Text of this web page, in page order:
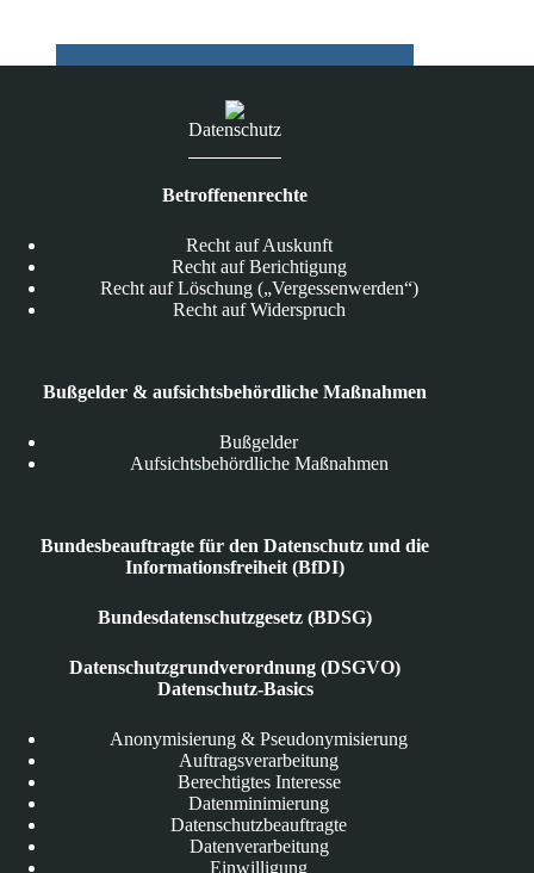
Datenschutz
Betroffenenrechte
Recht auf Auskunft
Recht auf Berichtigung
Recht auf Löschung („Vergessenwerden“)
Recht auf Widerspruch
Bußgelder & aufsichtsbehördliche Maßnahmen
Bußgelder
Aufsichtsbehördliche Maßnahmen
Bundesbeauftragte für den Datenschutz und die
Informationsfreiheit (BfDI)
Bundesdatenschutzgesetz (BDSG)
Datenschutzgrundverordnung (DSGVO)
Datenschutz-Basics
Anonymisierung & Pseudonymisierung
Auftragsverarbeitung
Berechtigtes Interesse
Datenminimierung
Datenschutzbeauftragte
Datenverarbeitung
Einwilligung